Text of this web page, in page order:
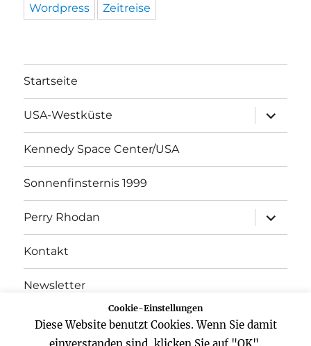
Wordpress Zeitreise
Startseite
USA-Westküste
öffnen
Kennedy Space Center/USA
Sonnenfinsternis 1999
Perry Rhodan
öffnen
Kontakt
Newsletter
Datenschutz
Cookie-Einstellungen
Diese Website benutzt Cookies. Wenn Sie damit